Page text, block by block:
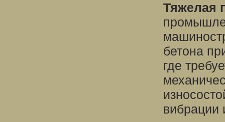
Тяжелая
бетона
где
вибрации